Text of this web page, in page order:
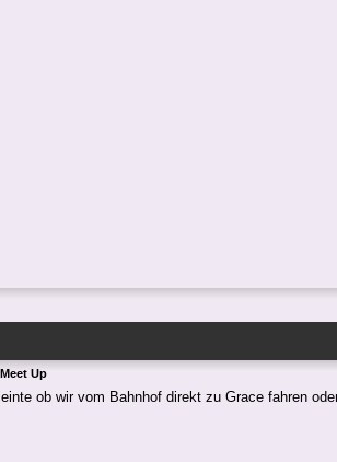
Up
ob wir vom Bahnhof direkt zu Grace fahren